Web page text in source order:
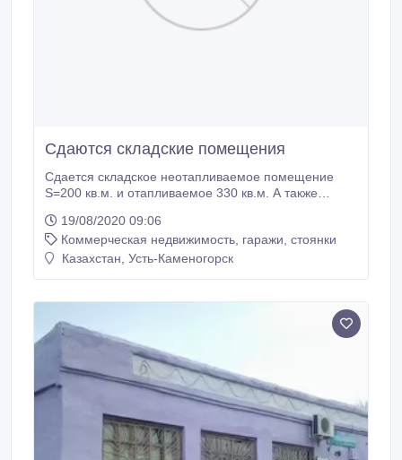
Сдаются складские помещения
Сдается складское неотапливаемое помещение
S=200 кв.м. и отапливаемое 330 кв.м. А также
видеонаблюдением, пожарной и охранной
сигнализацией. Местоположение: пр. Абая 203/1..
19/08/2020 09:06
Коммерческая недвижимость, гаражи, стоянки
Казахстан, Усть-Каменогорск